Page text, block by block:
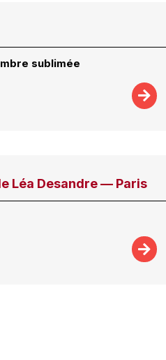
sublimée
Léa Desandre — Paris